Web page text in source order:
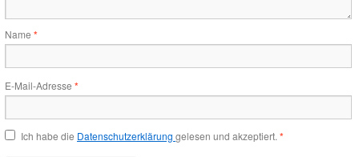
Name *
E-Mail-Adresse *
Ich habe die Datenschutzerklärung gelesen und akzeptiert. *